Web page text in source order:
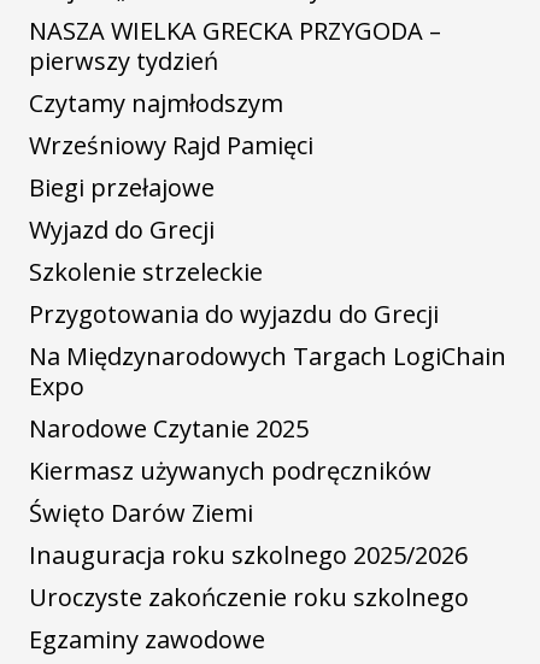
NASZA WIELKA GRECKA PRZYGODA –
pierwszy tydzień
Czytamy najmłodszym
Wrześniowy Rajd Pamięci
Biegi przełajowe
Wyjazd do Grecji
Szkolenie strzeleckie
Przygotowania do wyjazdu do Grecji
Na Międzynarodowych Targach LogiChain
Expo
Narodowe Czytanie 2025
Kiermasz używanych podręczników
Święto Darów Ziemi
Inauguracja roku szkolnego 2025/2026
Uroczyste zakończenie roku szkolnego
Egzaminy zawodowe